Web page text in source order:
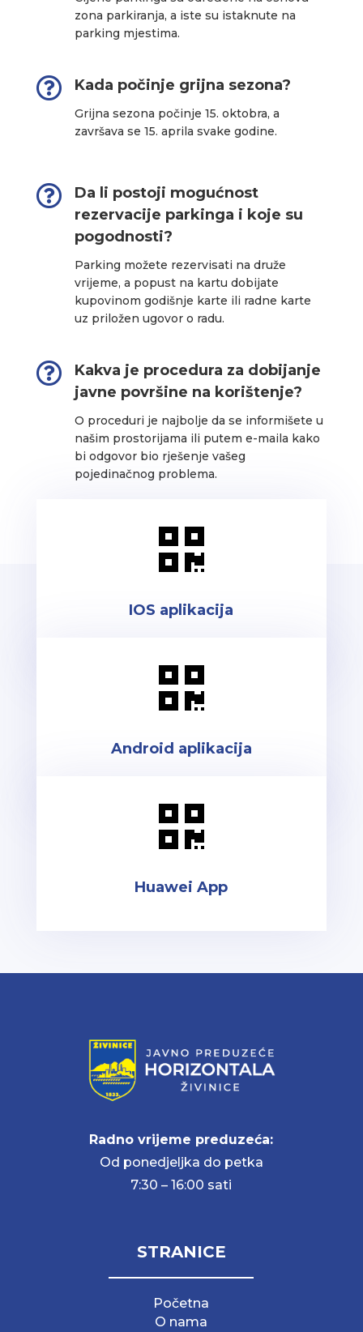
zona parkiranja, a iste su istaknute na
parking mjestima.
 Kada počinje grijna sezona?
Grijna sezona počinje 15. oktobra, a
završava se 15. aprila svake godine.

Da li postoji mogućnost
rezervacije parkinga i koje su
pogodnosti?
Parking možete rezervisati na druže
vrijeme, a popust na kartu dobijate
kupovinom godišnje karte ili radne karte
uz priložen ugovor o radu.

Kakva je procedura za dobijanje
javne površine na korištenje?
O proceduri je najbolje da se informišete u
našim prostorijama ili putem e-maila kako
bi odgovor bio rješenje vašeg
pojedinačnog problema.

IOS aplikacija

Android aplikacija

Huawei App
Radno vrijeme preduzeća:
Od ponedjeljka do petka
7:30 – 16:00 sati
STRANICE
Početna
O nama